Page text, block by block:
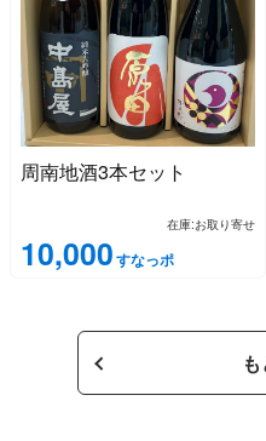
周南地酒3本セット
在庫:お取り寄せ
10,000すなっポ